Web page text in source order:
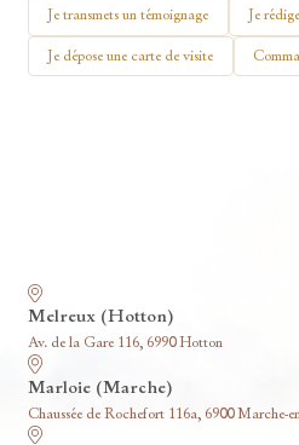
Je transmets un témoignage Je
Je dépose une carte de visite
Melreux (Hotton)
Av. de la Gare 116, 6990 Hotton
Marloie (Marche)
Chaussée de Rochefort 116a, 6900 Marche-